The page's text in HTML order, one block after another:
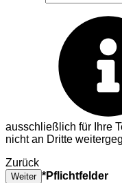
ausschließlich für Ihre
nicht an Dritte
Zurück
Weiter *Pflichtfelder